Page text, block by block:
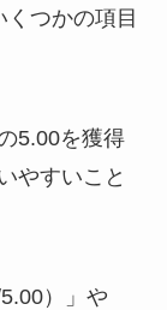
つかの項目
5.00を獲得
やすいこと
）」や